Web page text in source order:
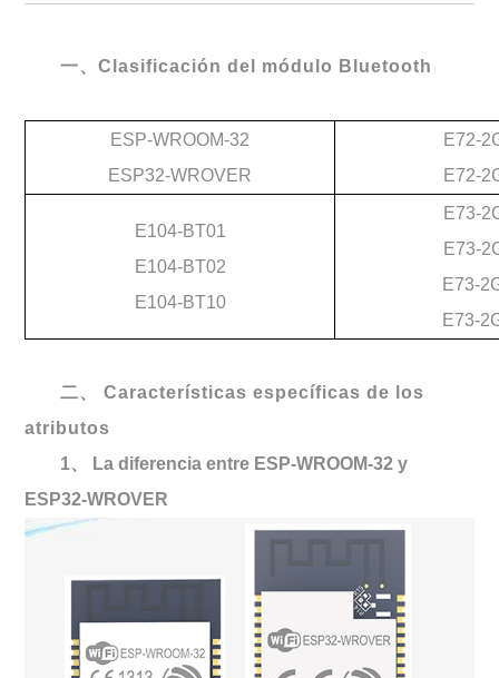
一、Clasificación del módulo Bluetooth
ESP-WROOM-32
ESP32-WROVER
E72-
E72-
E104-BT01
E104-BT02
E104-BT10
E73-
E73-
E73-
E73-
二、 Características específicas de los
atributos
1、
La diferencia entre ESP-WROOM-32 y
ESP32-WROVER